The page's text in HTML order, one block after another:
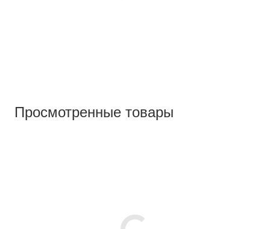
Просмотренные товары